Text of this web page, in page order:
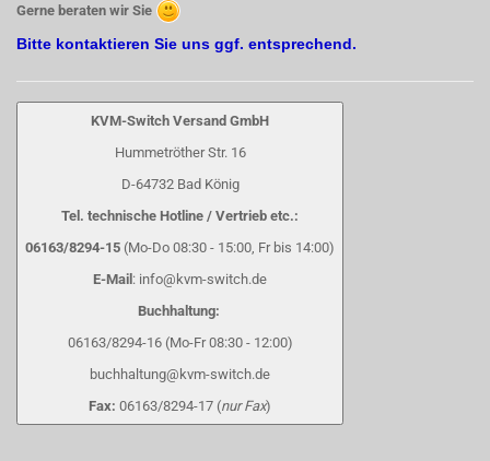
Gerne beraten wir Sie
Bitte kontaktieren Sie uns ggf. entsprechend.
KVM-Switch Versand GmbH
Hummetröther Str. 16
D-64732 Bad König
Tel. technische Hotline / Vertrieb etc.:
06163/8294-15 (Mo-Do 08:30 - 15:00, Fr bis 14:00)
E-Mail : info@kvm-switch.de
Buchhaltung:
06163/8294-16 (Mo-Fr 08:30 - 12:00)
buchhaltung@kvm-switch.de
Fax: 06163/8294-17 (nur Fax)